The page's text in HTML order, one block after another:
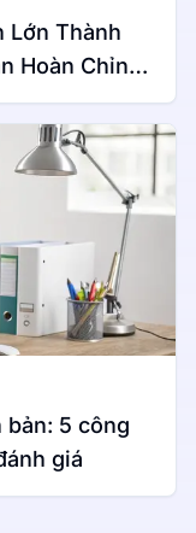
Lớn Thành
Hoàn Chỉnh
bản: 5 công
giá